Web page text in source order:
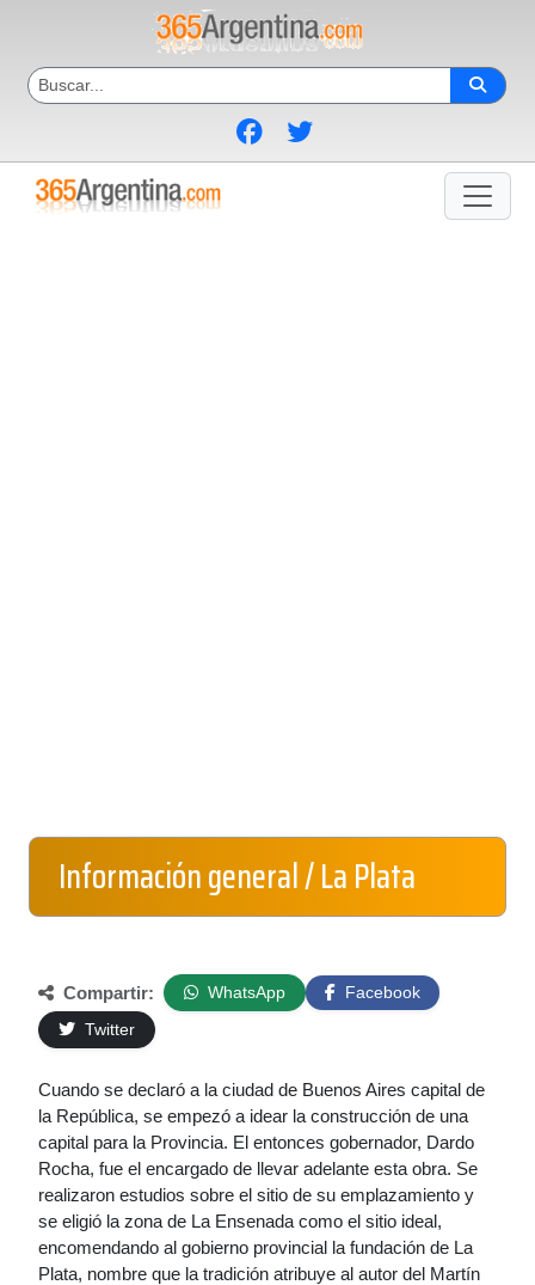
Información general / La Plata
Compartir: WhatsApp
Facebook
Twitter
Cuando se declaró a la ciudad de Buenos Aires capital de
la República, se empezó a idear la construcción de una
capital para la Provincia. El entonces gobernador, Dardo
Rocha, fue el encargado de llevar adelante esta obra. Se
realizaron estudios sobre el sitio de su emplazamiento y
se eligió la zona de La Ensenada como el sitio ideal,
encomendando al gobierno provincial la fundación de La
Plata, nombre que la tradición atribuye al autor del Martín